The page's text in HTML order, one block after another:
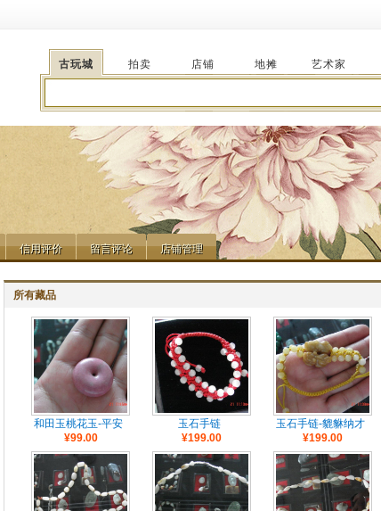
古玩城 拍卖 店铺 地摊 艺术家
信用评价
信用评价 留言评论
留言评论 店铺管理
店铺管理
所有藏品
和田玉桃花玉-平安
扣
¥99.00
玉石手链
¥199.00
玉石手链-貔貅纳才
¥199.00